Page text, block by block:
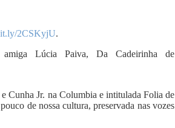
2CSKyjU.
Lúcia Paiva, Da Cadeirinha de
Cunha Jr. na Columbia e intitulada Folia de
de nossa cultura, preservada nas vozes